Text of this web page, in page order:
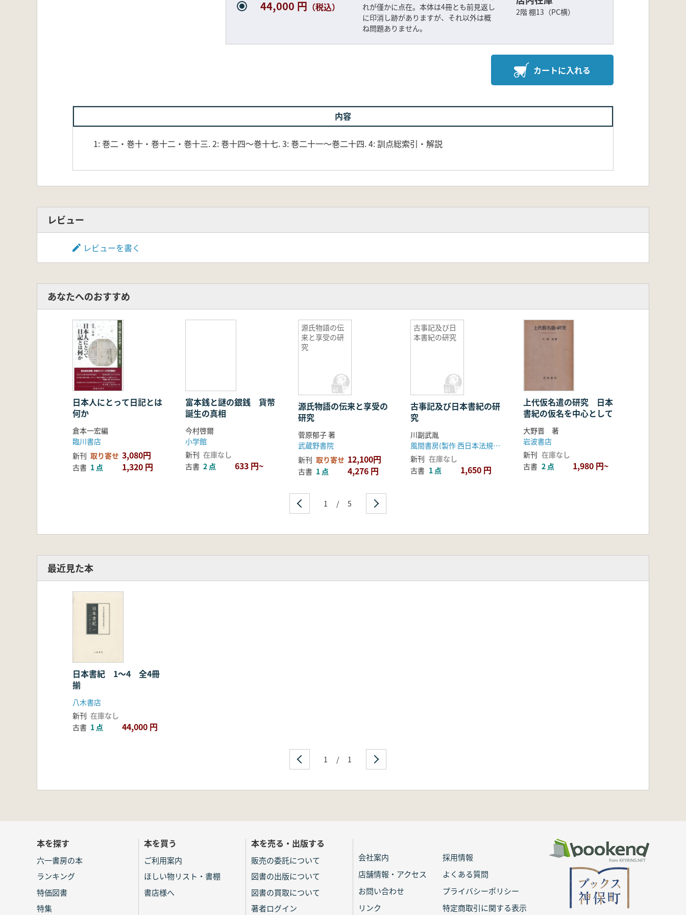
44,000 円 （税込）
れが僅かに点在。本体は4冊とも前見返し
に印消し跡がありますが、それ以外は概
ね問題ありません。
2階 棚13（PC横）
カートに入れる
内容
1: 巻二・巻十・巻十二・巻十三. 2: 巻十四〜巻十七. 3: 巻二十一〜巻二十四. 4: 訓点総索引・解説
レビュー
レビューを書く
あなたへのおすすめ
日本人にとって日記とは
何か
倉本一宏編
臨川書店
新刊 取り寄せ 3,080円
古書 1 点 1,320 円
富本銭と謎の銀銭 貨幣
誕生の真相
今村啓爾
小学館
新刊 在庫なし
古書 2 点 633 円~
源氏物語の伝
来と享受の研
究
源氏物語の伝来と享受の
研究
菅原郁子 著
武蔵野書院
新刊 取り寄せ 12,100円
古書 1 点 4,276 円
古事記及び日
本書紀の研究
古事記及び日本書紀の研
究
川副武胤
風間書房(製作 西日本法規出版株式会社)
新刊 在庫なし
古書 1 点 1,650 円
上代仮名遣の研究 日本
書紀の仮名を中心として
大野晋 著
岩波書店
新刊 在庫なし
古書 2 点 1,980 円~
1 / 5
最近見た本
日本書紀 1〜4 全4冊
揃
八木書店
新刊 在庫なし
古書 1 点 44,000 円
1 / 1
本を探す
六一書房の本
ランキング
特価図書
特集
本を買う
ご利用案内
ほしい物リスト・書棚
書店様へ
本を売る・出版する
販売の委託について
図書の出版について
図書の買取について
著者ログイン
会社案内
採用情報
店舗情報・アクセス
よくある質問
お問い合わせ
プライバシーポリシー
リンク
特定商取引に関する表示